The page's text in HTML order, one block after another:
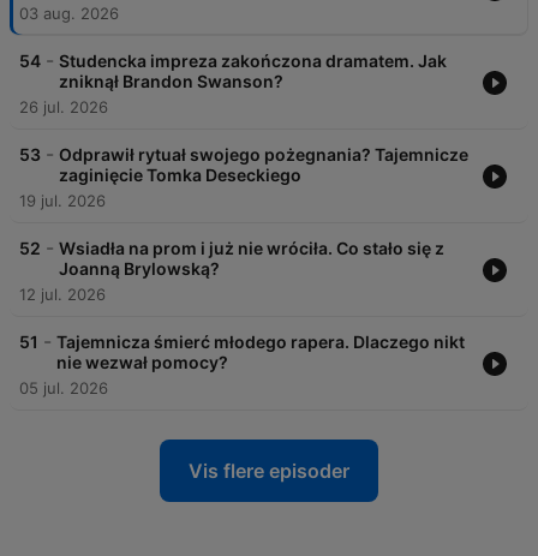
03 aug. 2026
54 - Studencka impreza zakończona dramatem. Jak
zniknął Brandon Swanson?
26 jul. 2026
53 - Odprawił rytuał swojego pożegnania? Tajemnicze
zaginięcie Tomka Deseckiego
19 jul. 2026
52 - Wsiadła na prom i już nie wróciła. Co stało się z
Joanną Brylowską?
12 jul. 2026
51 - Tajemnicza śmierć młodego rapera. Dlaczego nikt
nie wezwał pomocy?
05 jul. 2026
Vis flere episoder